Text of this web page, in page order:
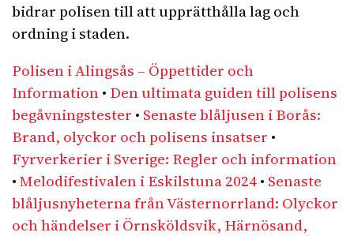
bidrar polisen till att upprätthålla lag och
ordning i staden.
Polisen i Alingsås – Öppettider och
Information• Den ultimata guiden till polisens
begåvningstester • Senaste blåljusen i Borås:
Brand, olyckor och polisens insatser •
Fyrverkerier i Sverige: Regler och information
•Melodifestivalen i Eskilstuna 2024• Senaste
blåljusnyheterna från Västernorrland: Olyckor
och händelser i Örnsköldsvik, Härnösand,